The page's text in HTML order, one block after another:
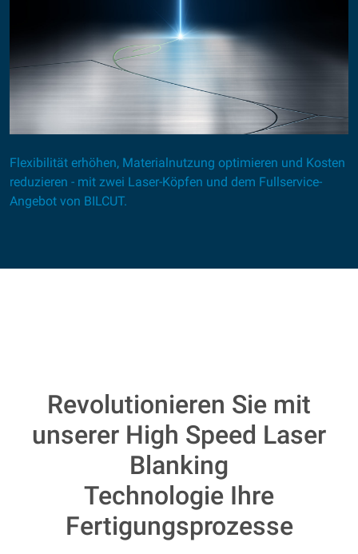
Flexibilität erhöhen, Materialnutzung optimieren und Kosten
reduzieren - mit zwei Laser-Köpfen und dem Fullservice-
Angebot von BILCUT.
Revolutionieren Sie mit
unserer High Speed Laser
Blanking
Technologie Ihre
Fertigungsprozesse